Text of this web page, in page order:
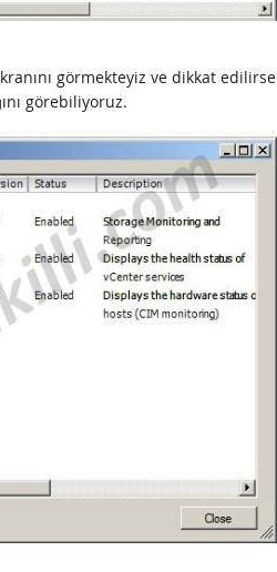
görmekteyiz ve dikkat edilirse
görebiliyoruz.